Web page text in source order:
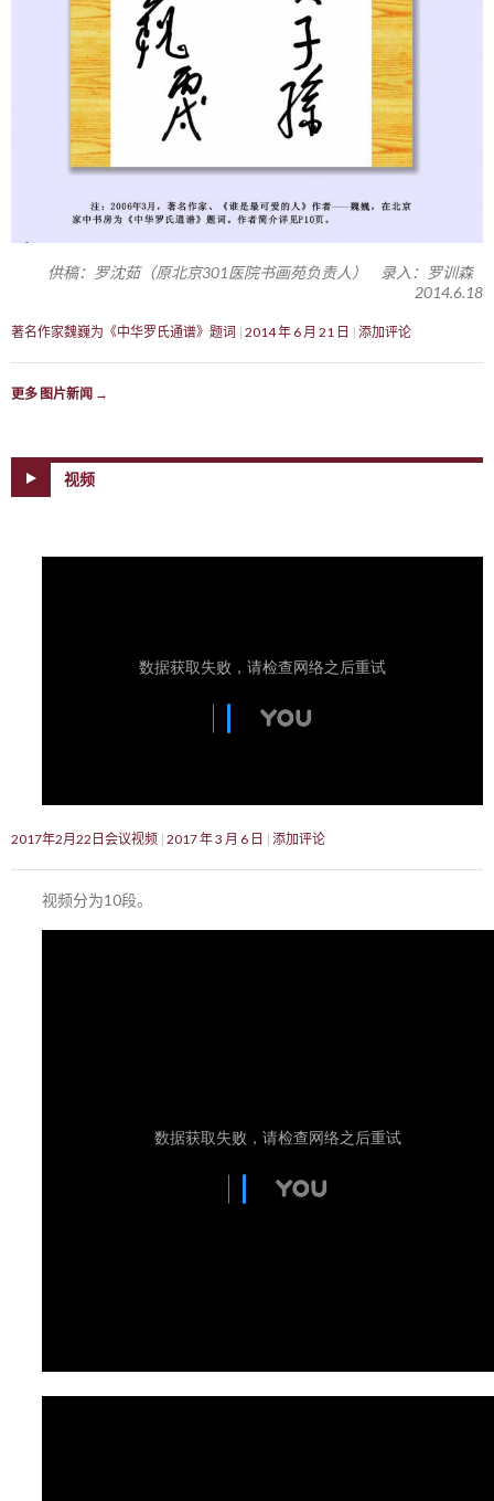
供稿：罗沈茹（原北京301医院书画苑负责人） 录入：罗训森
2014.6.18
著名作家魏巍为《中华罗氏通谱》题词 2014 年 6 月 21 日 添加评论
更多 图片新闻 →
视频
2017年2月22日会议视频 2017 年 3 月 6 日 添加评论
视频分为10段。